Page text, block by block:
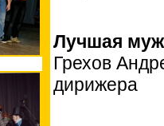
Лучшая
Грехов
дирижера